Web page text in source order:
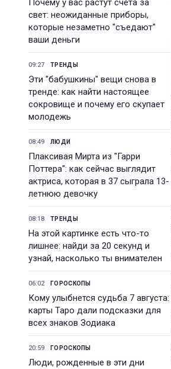
Почему у вас растут счета за
свет: неожиданные приборы,
которые незаметно "съедают"
ваши деньги
09:27 ТРЕНДЫ
Эти "бабушкины" вещи снова в
тренде: как найти настоящее
сокровище и почему его скупает
молодежь
08:49 ЛЮДИ
Плаксивая Мирта из "Гарри
Поттера": как сейчас выглядит
актриса, которая в 37 сыграла 13-
летнюю девочку
08:18 ТРЕНДЫ
На этой картинке есть что-то
лишнее: найди за 20 секунд и
узнай, насколько ты внимателен
06:02 ГОРОСКОПЫ
Кому улыбнется судьба 7 августа:
карты Таро дали подсказки для
всех знаков Зодиака
20:59 ГОРОСКОПЫ
Люди, рожденные в эти дни